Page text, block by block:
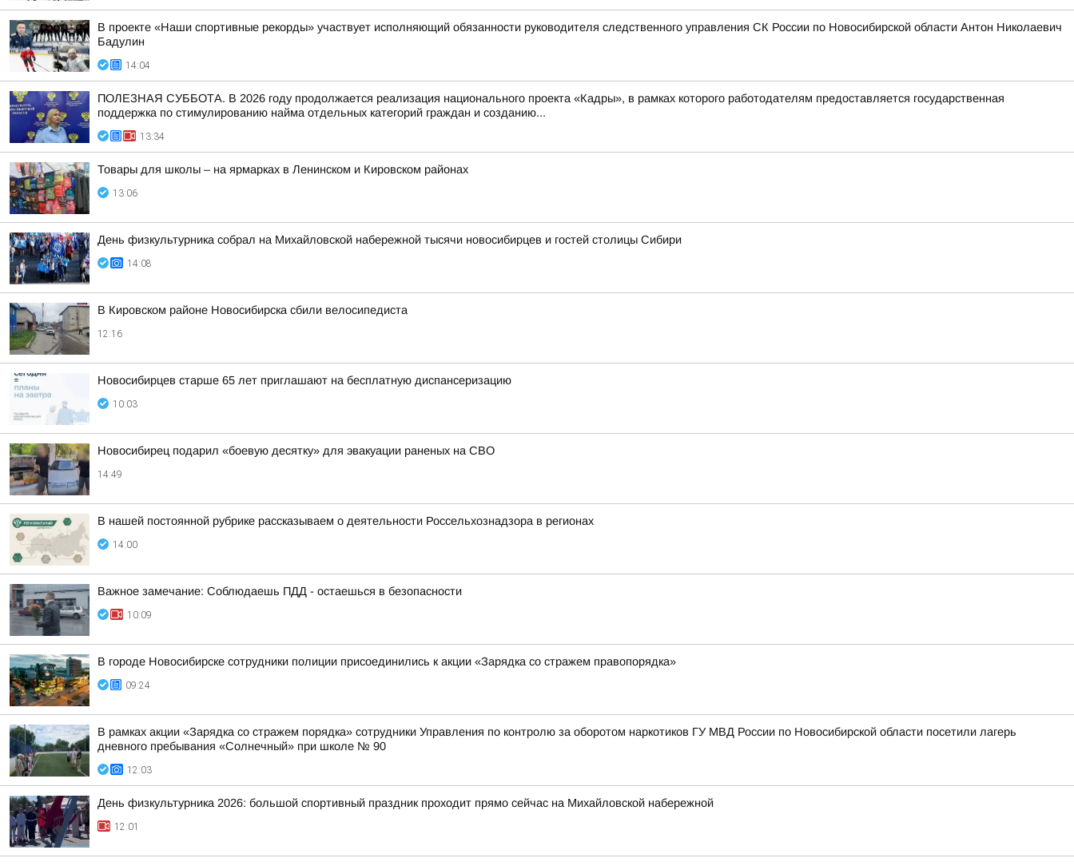
В проекте «Наши спортивные рекорды» участвует исполняющий обязанности руководителя следственного управления СК России по Новосибирской области Антон Николаевич
Бадулин
14:04
ПОЛЕЗНАЯ СУББОТА. В 2026 году продолжается реализация национального проекта «Кадры», в рамках которого работодателям предоставляется государственная
поддержка по стимулированию найма отдельных категорий граждан и созданию...
13:34
Товары для школы – на ярмарках в Ленинском и Кировском районах
13:06
День физкультурника собрал на Михайловской набережной тысячи новосибирцев и гостей столицы Сибири
14:08
В Кировском районе Новосибирска сбили велосипедиста
12:16
Новосибирцев старше 65 лет приглашают на бесплатную диспансеризацию
10:03
Новосибирец подарил «боевую десятку» для эвакуации раненых на СВО
14:49
В нашей постоянной рубрике рассказываем о деятельности Россельхознадзора в регионах
14:00
Важное замечание: Соблюдаешь ПДД - остаешься в безопасности
10:09
В городе Новосибирске сотрудники полиции присоединились к акции «Зарядка со стражем правопорядка»
09:24
В рамках акции «Зарядка со стражем порядка» сотрудники Управления по контролю за оборотом наркотиков ГУ МВД России по Новосибирской области посетили лагерь
дневного пребывания «Солнечный» при школе № 90
12:03
День физкультурника 2026: большой спортивный праздник проходит прямо сейчас на Михайловской набережной
12:01